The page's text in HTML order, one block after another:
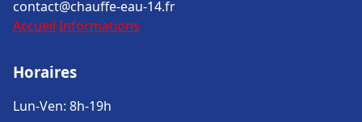
contact@chauffe-eau-14.fr
Accueil Informations
Horaires
Lun-Ven: 8h-19h